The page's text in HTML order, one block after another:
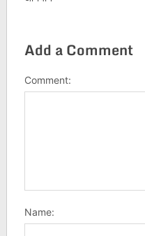
Add a Comment
Comment:
Name: